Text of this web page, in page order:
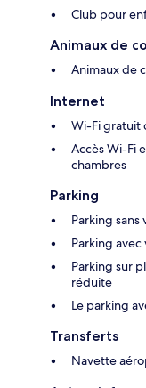
Club pour
Animaux de
Animaux de
Internet
Wi-Fi gratuit
Accès Wi-Fi
chambres
Parking
Parking
Parking
Parking sur
réduite
Le parking
Transferts
Navette